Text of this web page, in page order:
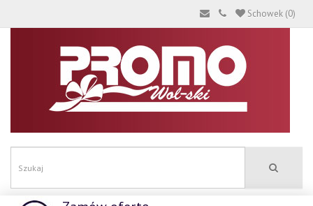
Schowek (0)